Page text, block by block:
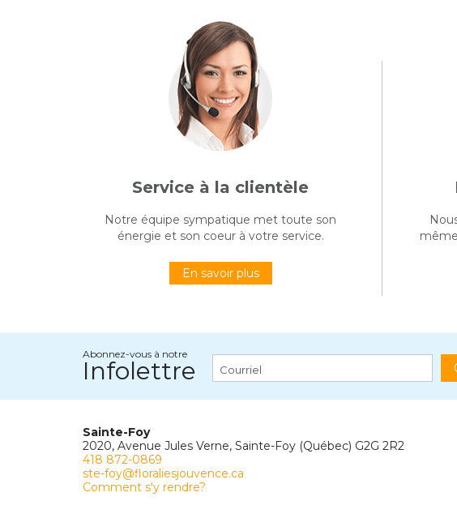
Service à la clientèle
Notre équipe sympatique met toute son
énergie et son coeur à votre service.
En savoir plus
Abonnez-vous à notre
Infolettre
Sainte-Foy
2020, Avenue Jules Verne, Sainte-Foy (Québec) G2G 2R2
418 872-0869
ste-foy@floraliesjouvence.ca
Comment s'y rendre?